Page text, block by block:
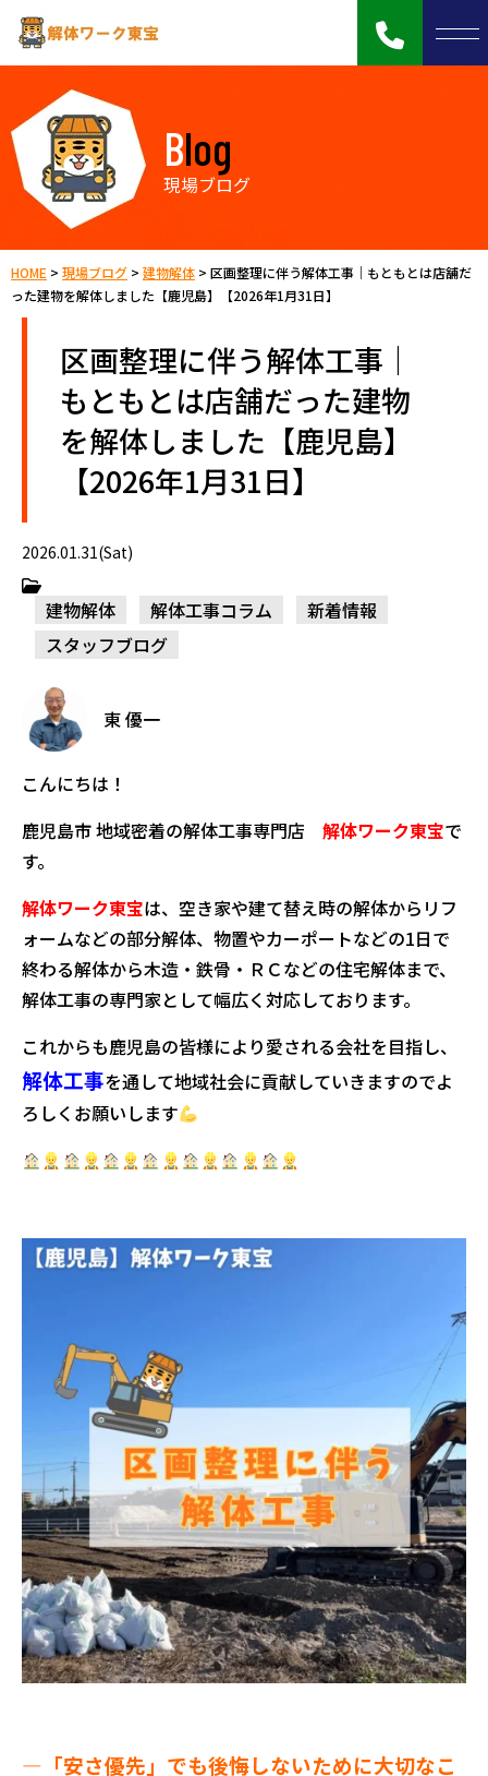
Blog
現場ブログ
HOME > 現場ブログ > 建物解体 > 区画整理に伴う解体工事｜もともとは店舗だ
った建物を解体しました【鹿児島】【2026年1月31日】
区画整理に伴う解体工事｜
もともとは店舗だった建物
を解体しました【鹿児島】
【2026年1月31日】
2026.01.31(Sat)
建物解体 解体工事コラム
新着情報
スタッフブログ
東 優一
こんにちは！
鹿児島市 地域密着の解体工事専門店 解体ワーク東宝で
す。
解体ワーク東宝は、空き家や建て替え時の解体からリフ
ォームなどの部分解体、物置やカーポートなどの1日で
終わる解体から木造・鉄骨・ＲＣなどの住宅解体まで、
解体工事の専門家として幅広く対応しております。
これからも鹿児島の皆様により愛される会社を目指し、
解体工事を通して地域社会に貢献していきますのでよ
ろしくお願いします
―「安さ優先」でも後悔しないために大切なこ